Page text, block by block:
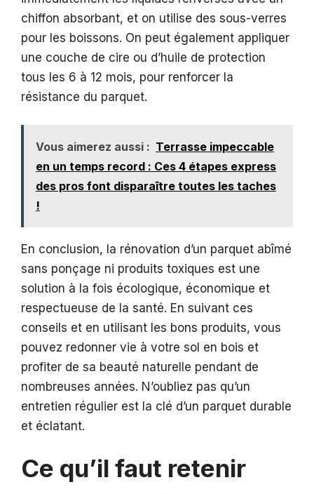
chiffon absorbant, et on utilise des sous-verres
pour les boissons. On peut également appliquer
une couche de cire ou d’huile de protection
tous les 6 à 12 mois, pour renforcer la
résistance du parquet.
Vous aimerez aussi : Terrasse impeccable
en un temps record : Ces 4 étapes express
des pros font disparaître toutes les taches
!
En conclusion, la rénovation d’un parquet abîmé
sans ponçage ni produits toxiques est une
solution à la fois écologique, économique et
respectueuse de la santé. En suivant ces
conseils et en utilisant les bons produits, vous
pouvez redonner vie à votre sol en bois et
profiter de sa beauté naturelle pendant de
nombreuses années. N’oubliez pas qu’un
entretien régulier est la clé d’un parquet durable
et éclatant.
Ce qu’il faut retenir